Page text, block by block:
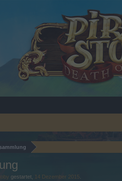
gestartet, 14 Dezember 2015